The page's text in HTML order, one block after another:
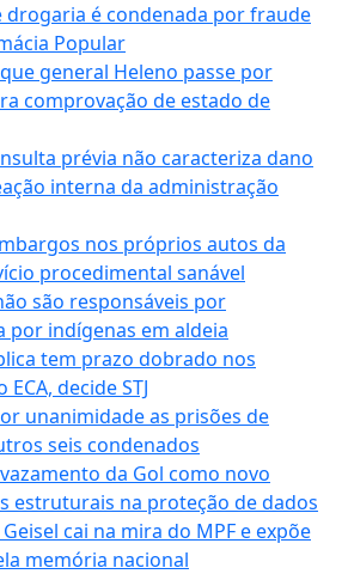
é condenada por fraude
Popular
general Heleno passe por
comprovação de estado de
prévia não caracteriza dano
interna da administração
nos próprios autos da
procedimental sanável
são responsáveis por
por indígenas em aldeia
tem prazo dobrado nos
decide STJ
unanimidade as prisões de
seis condenados
da Gol como novo
estruturais na proteção de dados
cai na mira do MPF e expõe
memória nacional